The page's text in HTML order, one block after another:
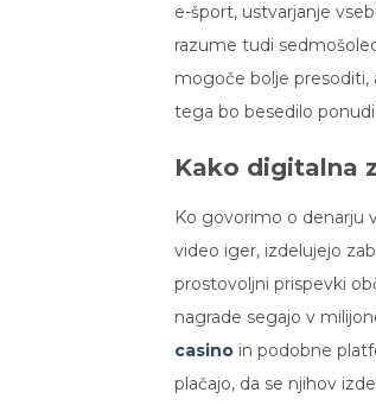
e-šport, ustvarjanje
razume tudi
mogoče bolje presoditi,
tega bo besedilo
Kako digitalna
Ko govorimo o denarju
video iger, izdelujejo
prostovoljni prispevki
nagrade segajo v
casino in podobne
plačajo, da se njihov